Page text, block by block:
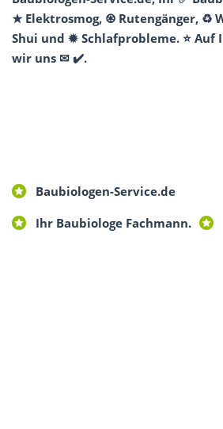
★ Elektrosmog, ♼ Rutengänger, ♻
Shui und ✹ Schlafprobleme. ⭐ Auf
wir uns ✉ ✔️.
Baubiologen-Service.de
Ihr Baubiologe Fachmann.